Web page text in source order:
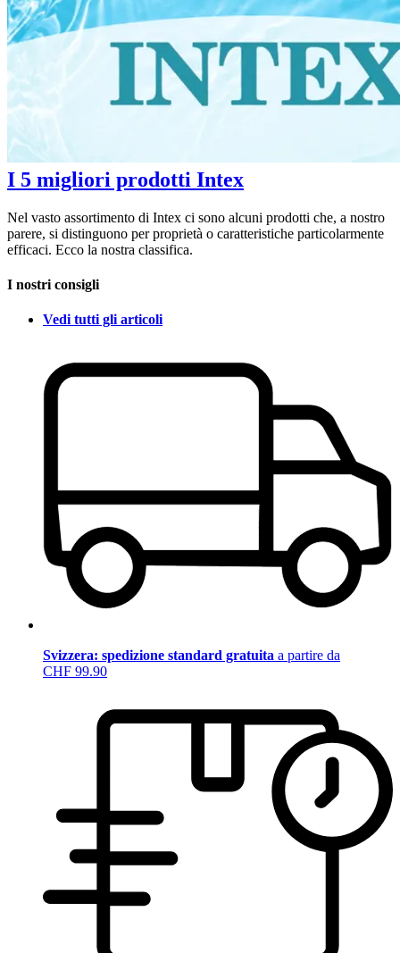
I 5 migliori prodotti Intex
Nel vasto assortimento di Intex ci sono alcuni prodotti che, a nostro
parere, si distinguono per proprietà o caratteristiche particolarmente
efficaci. Ecco la nostra classifica.
I nostri consigli
Vedi tutti gli articoli
Svizzera: spedizione standard gratuita a partire da
CHF 99.90